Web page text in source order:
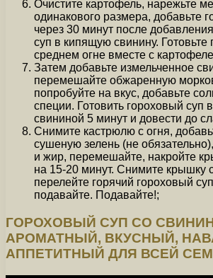
Очистите картофель, нарежьте
одинакового размера, добавьте
через 30 минут после
суп в кипящую свинину. Готовьте
среднем огне вместе с
Затем добавьте измельченное
перемешайте обжаренную
попробуйте на вкус, добавьте
специи. Готовить гороховый суп
свининой 5 минут и довести до
Снимите кастрюлю с огня,
сушеную зелень (не
и жир, перемешайте, накройте
на 15-20 минут. Снимите крышку
перелейте горячий гороховый
подавайте. Подавайте!;
ГОРОХОВЫЙ СУП СО
АРОМАТНЫЙ, ВКУСНЫЙ,
АППЕТИТНЫЙ ДЛЯ ВСЕЙ